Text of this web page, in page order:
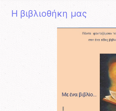
Η βιβλιοθήκη μας